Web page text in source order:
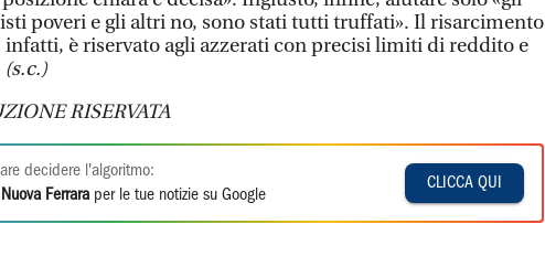
poveri e gli altri no, sono stati tutti truffati». Il risarcimento
infatti, è riservato agli azzerati con precisi limiti di reddito e
(s.c.)
RISERVATA
decidere l'algoritmo:
Nuova Ferrara per le tue notizie su Google
CLICCA QUI